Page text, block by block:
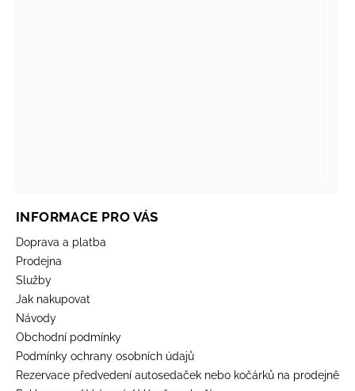
INFORMACE PRO VÁS
Doprava a platba
Prodejna
Služby
Jak nakupovat
Návody
Obchodní podmínky
Podmínky ochrany osobních údajů
Rezervace předvedení autosedaček nebo kočárků na prodejně